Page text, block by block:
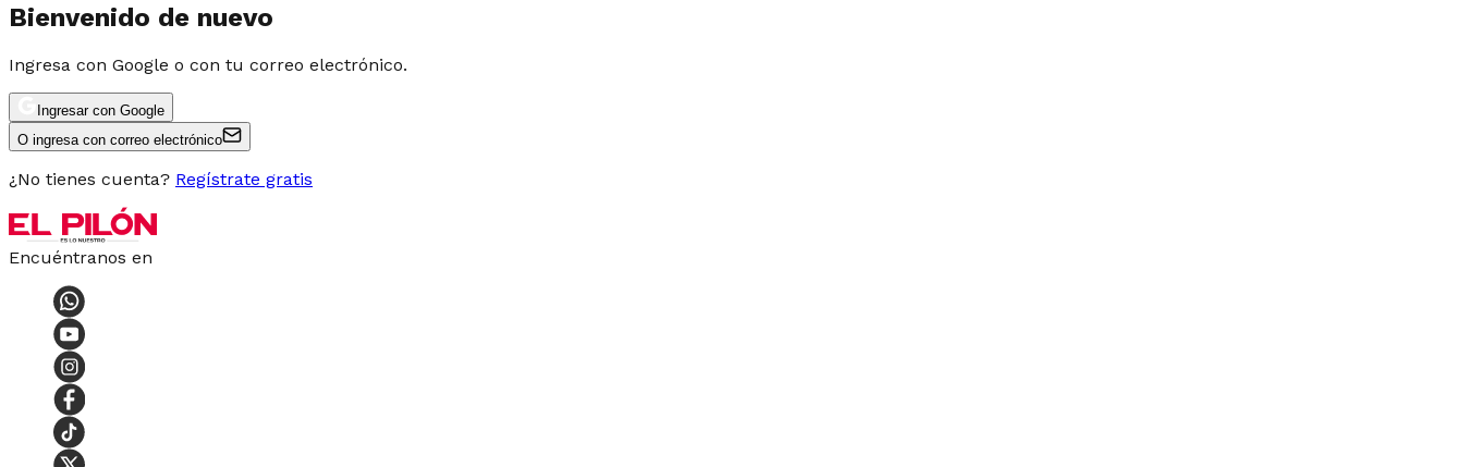
Bienvenido de nuevo
Ingresa con Google o con tu correo electrónico.
Ingresar con Google
O ingresa con correo electrónico
¿No tienes cuenta? Regístrate gratis
Encuéntranos en